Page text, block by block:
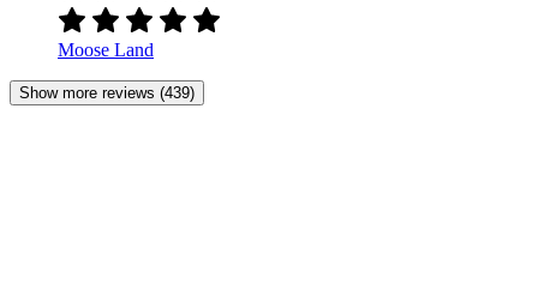
Moose Land
Show more reviews (439)